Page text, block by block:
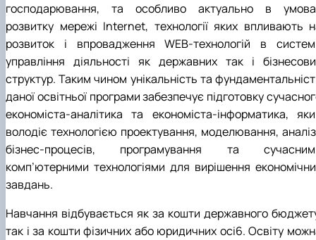
господарювання, та особливо актуально в
розвитку мережі Internet, технології яких впливають
розвиток і впровадження WEB-технологій в
управління діяльності як державних так і
структур. Таким чином унікальність та
даної освітньої програми забезпечує підготовку
економіста-аналітика та економіста-інформатика,
володіє технологією проектування, моделювання,
бізнес-процесів, програмування та
комп’ютерними технологіями для вирішення
завдань.
Навчання відбувається як за кошти державного
так i за кошти фізичних або юридичних oci6. Освіту